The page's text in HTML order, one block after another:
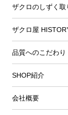
ザクロのしずく
ザクロ屋
品質へのこだわり
SHOP紹介
会社概要